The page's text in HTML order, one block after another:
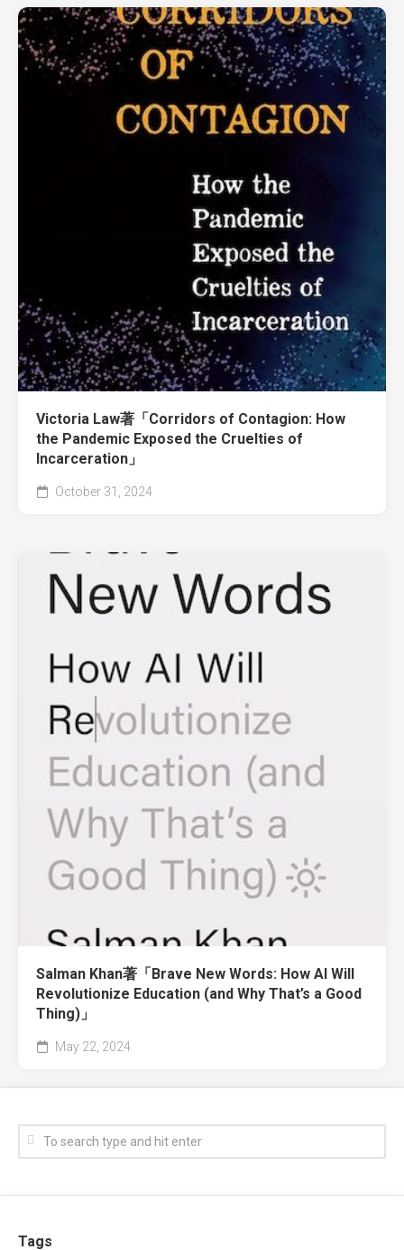
Victoria Law著「Corridors of Contagion: How
the Pandemic Exposed the Cruelties of
Incarceration」
October 31, 2024
Salman Khan著「Brave New Words: How AI Will
Revolutionize Education (and Why That’s a Good
Thing)」
May 22, 2024
Tags